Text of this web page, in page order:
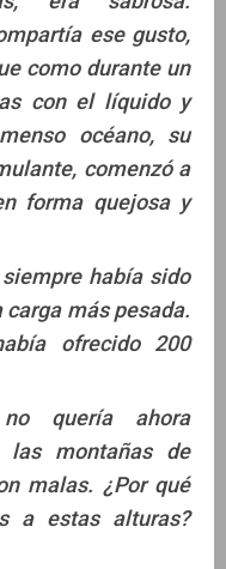
ese gusto,
como durante un
con el líquido y
océano, su
comenzó a
forma quejosa y
había sido
más pesada.
ofrecido 200
quería ahora
las montañas de
malas. ¿Por qué
a estas alturas?